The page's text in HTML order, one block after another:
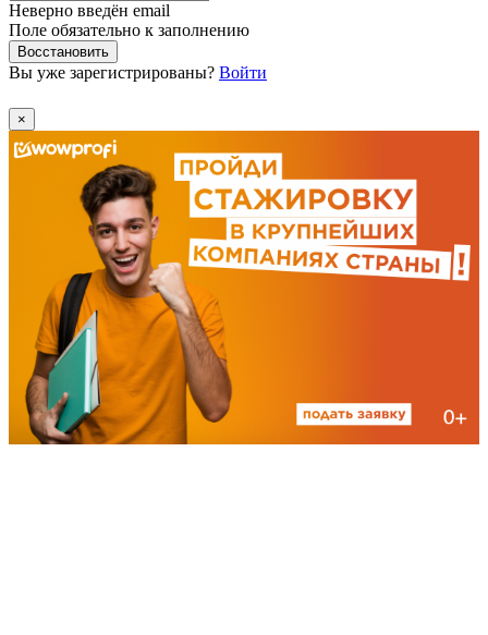
Неверно введён email
Поле обязательно к заполнению
Восстановить
Вы уже зарегистрированы? Войти
×